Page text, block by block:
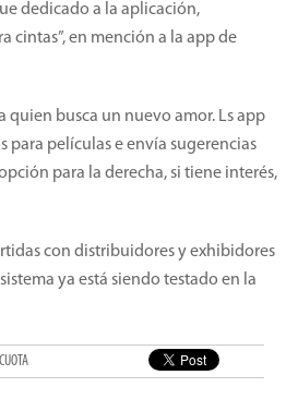
dedicado a la aplicación,
cintas”, en mención a la app de
quien busca un nuevo amor. Ls app
para películas e envía sugerencias
para la derecha, si tiene interés,
con distribuidores y exhibidores
ya está siendo testado en la
CUOTA